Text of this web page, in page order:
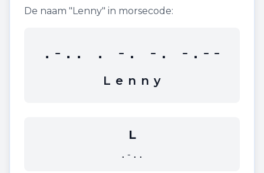
De naam "Lenny" in morsecode:
.-.. . -. -. -.--
L e n n y
L
.-..